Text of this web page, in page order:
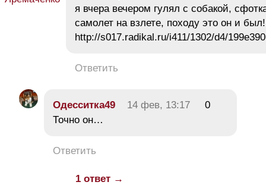
я вчера вечером гулял с собакой,
самолет на взлете, походу это он и был!
http://s017.radikal.ru/i411/1302/d4/
Ответить
Одесситка49 14 фев, 13:17
0
Точно он…
Ответить
1 ответ →